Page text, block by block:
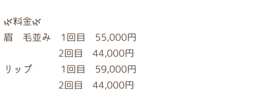
🌿料金🌿
眉　毛並み　1回目　55,000円
2回目　44,000円
リップ　        1回目　59,000円
2回目    44,000円